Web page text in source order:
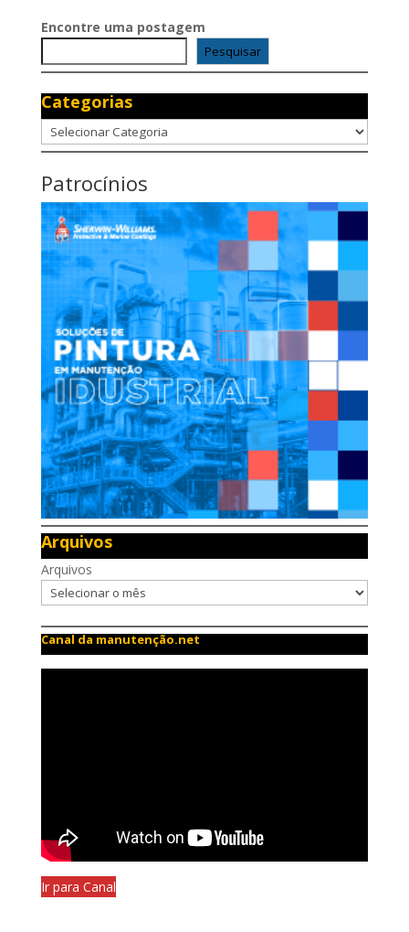
Encontre uma postagem
Pesquisar
Categorias
Categorias
Patrocínios
Arquivos
Arquivos
Canal da manutenção.net
Ir para Canal